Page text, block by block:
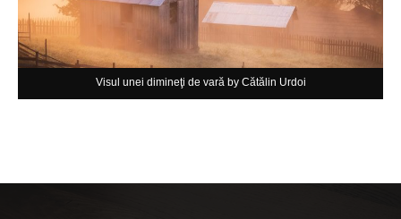
Visul unei dimineţi de vară by Cătălin Urdoi